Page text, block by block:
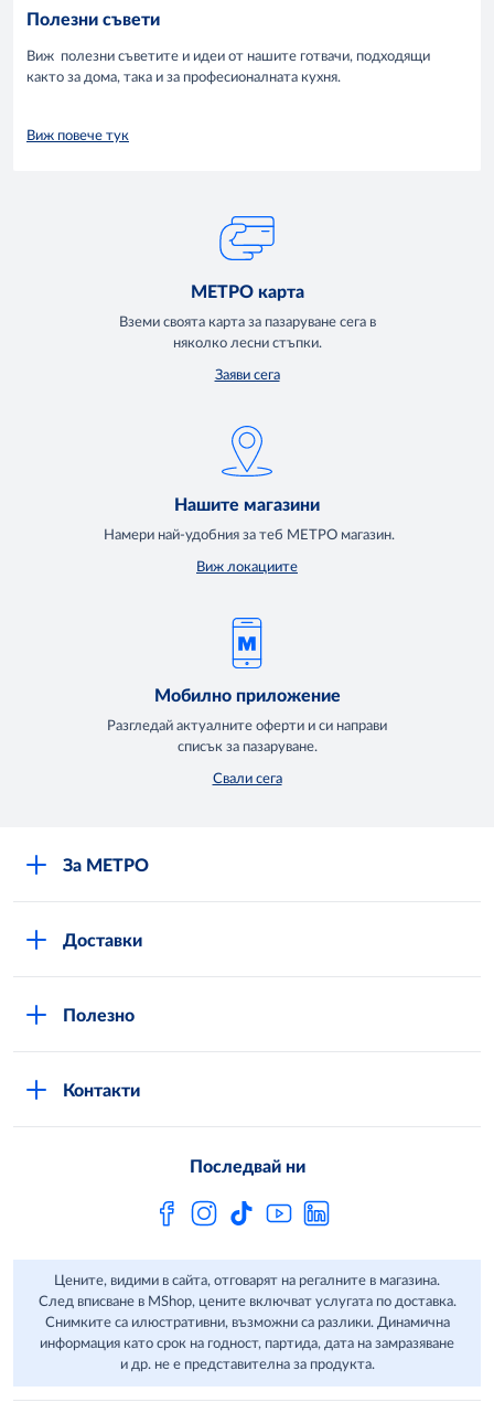
Полезни съвети
Виж полезни съветите и идеи от нашите готвачи, подходящи
както за дома, така и за професионалната кухня.
Виж повече тук
МЕТРО карта
Вземи своята карта за пазаруване сега в
няколко лесни стъпки.
Заяви сега
Нашите магазини
Намери най-удобния за теб МЕТРО магазин.
Виж локациите
Мобилно приложение
Разгледай актуалните оферти и си направи
списък за пазаруване.
Свали сега
За МЕТРО
METRO AG
Доставки
Полезно
Контакти
Последвай ни
Цените, видими в сайта, отговарят на регалните в магазина.
След вписване в MShop, цените включват услугата по доставка.
Снимките са илюстративни, възможни са разлики. Динамична
информация като срок на годност, партида, дата на замразяване
и др. не е представителна за продукта.